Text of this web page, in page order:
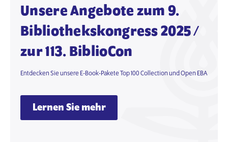
Unsere Angebote zum 9.
Bibliothekskongress 2025 /
zur 113. BiblioCon
Entdecken Sie unsere E-Book-Pakete Top 100 Collection und Open EBA
Lernen Sie mehr